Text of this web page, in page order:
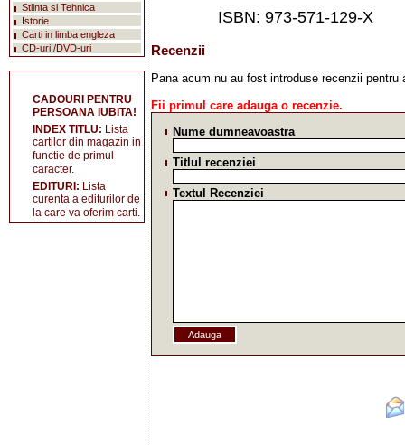
ISBN: 973-571-129-X
Recenzii
Pana acum nu au fost introduse recenzii pentru
Fii primul care adauga o recenzie.
Nume dumneavoastra
Titlul recenziei
Textul Recenziei
Stiinta si Tehnica
Istorie
Carti in limba engleza
CD-uri /DVD-uri
CADOURI PENTRU
PERSOANA IUBITA!
INDEX TITLU: Lista
cartilor din magazin in
functie de primul
caracter.
EDITURI: Lista
curenta a editurilor de
la care va oferim carti.